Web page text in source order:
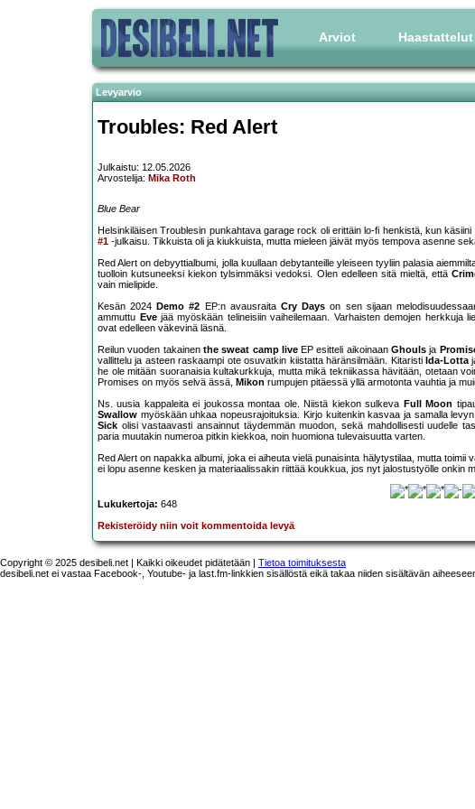
Arviot Haastattelut
Levyarvio
Troubles: Red Alert
Julkaistu: 12.05.2026
Arvostelija: Mika Roth
Blue Bear
Helsinkiläisen Troublesin punkahtava garage rock oli erittäin lo-fi henkistä, kun
#1 -julkaisu. Tikkuista oli ja kiukkuista, mutta mieleen jäivät myös tempova asenne
Red Alert on debyyttialbumi, jolla kuullaan debytanteille yleiseen tyyliin palasia
tuolloin kutsuneeksi kiekon tylsimmäksi vedoksi. Olen edelleen sitä mieltä, että
vain mielipide.
Kesän 2024 Demo #2 EP:n avausraita Cry Days on sen sijaan
ammuttu Evejää myöskään telineisiin vaiheilemaan. Varhaisten demojen herkkuja
ovat edelleen väkevinä läsnä.
Reilun vuoden takainen the sweat camp liveEP esitteli aikoinaanGhouls ja
vallittelu ja asteen raskaampi ote osuvatkin kiistatta häränsilmään. Kitaristi Ida-Lotta
he ole mitään suoranaisia kultakurkkuja, mutta mikä tekniikassa hävitään, otetaan
Promises on myös selvä ässä, Mikon rumpujen pitäessä yllä armotonta vauhtia ja
Ns. uusia kappaleita ei joukossa montaa ole. Niistä kiekon sulkeva Full Moon
Swallow myöskään uhkaa nopeusrajoituksia. Kirjo kuitenkin kasvaa ja samalla
Sick olisi vastaavasti ansainnut täydemmän muodon, sekä mahdollisesti uudelle
paria muutakin numeroa pitkin kiekkoa, noin huomiona tulevaisuutta varten.
Red Alert on napakka albumi, joka ei aiheuta vielä punaisinta hälytystilaa, mutta
ei lopu asenne kesken ja materiaalissakin riittää koukkua, jos nyt jalostustyölle onkin
Lukukertoja: 648
Rekisteröidy niin voit kommentoida levyä
Copyright © 2025 desibeli.net | Kaikki oikeudet pidätetään | Tietoa toimituksesta
desibeli.net ei vastaa Facebook-, Youtube- ja last.fm-linkkien sisällöstä eikä takaa niiden sisältävän